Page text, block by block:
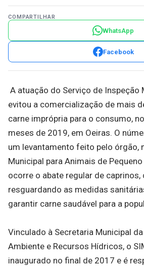
COMPARTILHAR
WhatsApp
Facebook
A atuação do Serviço de Inspeção
evitou a comercialização de mais
carne imprópria para o consumo,
meses de 2019, em Oeiras. O
um levantamento feito pelo órgão,
Municipal para Animais de
ocorre o abate regular de caprinos,
resguardando as medidas
garantir carne saudável para a
Vinculado à Secretaria Municipal
Ambiente e Recursos Hídricos, o
inaugurado no final de 2017 e é